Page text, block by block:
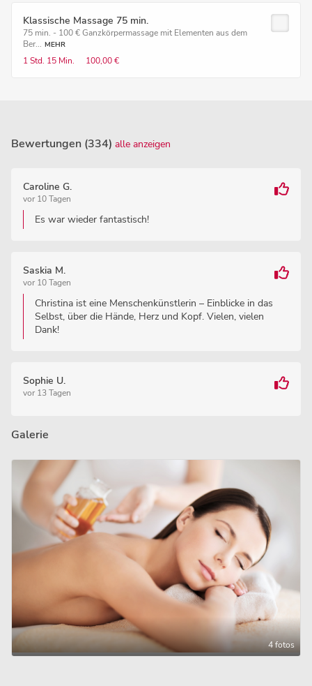
Klassische Massage 75 min.
75 min. - 100 € Ganzkörpermassage mit Elementen aus dem
Ber... MEHR
1 Std. 15 Min. 100,00 €
Bewertungen (334) alle anzeigen
Caroline G.
vor 10 Tagen
Es war wieder fantastisch!
Saskia M.
vor 10 Tagen
Christina ist eine Menschenkünstlerin – Einblicke in das
Selbst, über die Hände, Herz und Kopf. Vielen, vielen
Dank!
Sophie U.
vor 13 Tagen
Galerie
4 fotos